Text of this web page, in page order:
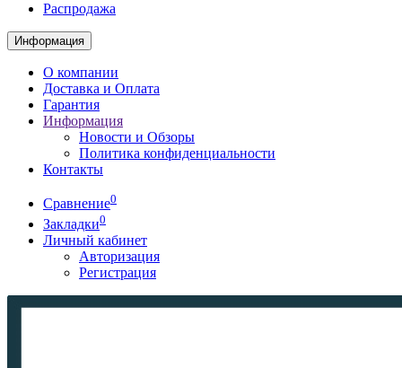
Распродажа
Информация
О компании
Доставка и Оплата
Гарантия
Информация
Новости и Обзоры
Политика конфиденциальности
Контакты
Сравнение0
Закладки0
Личный кабинет
Авторизация
Регистрация